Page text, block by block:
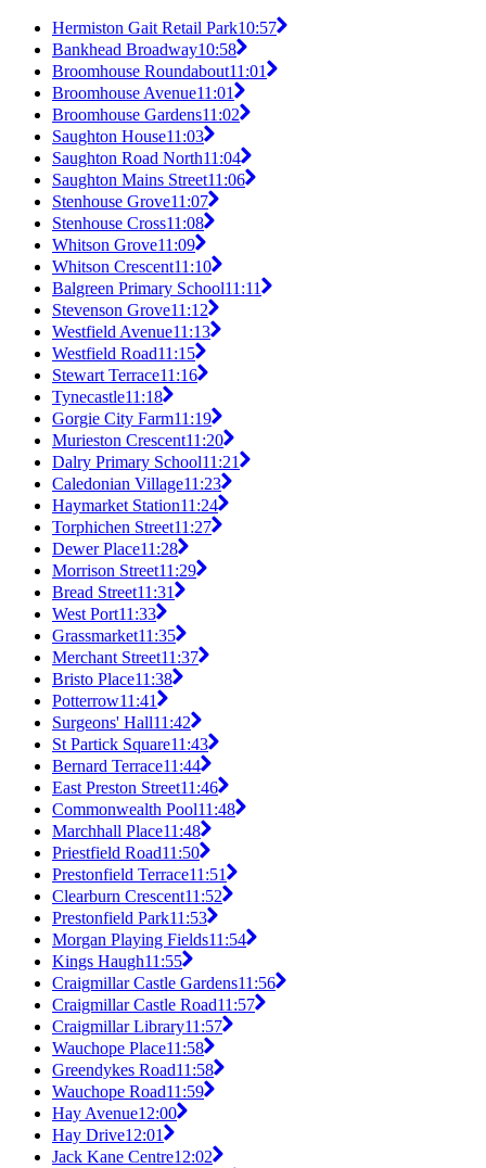
Hermiston Gait Retail Park10:57
Bankhead Broadway10:58
Broomhouse Roundabout11:01
Broomhouse Avenue11:01
Broomhouse Gardens11:02
Saughton House11:03
Saughton Road North11:04
Saughton Mains Street11:06
Stenhouse Grove11:07
Stenhouse Cross11:08
Whitson Grove11:09
Whitson Crescent11:10
Balgreen Primary School11:11
Stevenson Grove11:12
Westfield Avenue11:13
Westfield Road11:15
Stewart Terrace11:16
Tynecastle11:18
Gorgie City Farm11:19
Murieston Crescent11:20
Dalry Primary School11:21
Caledonian Village11:23
Haymarket Station11:24
Torphichen Street11:27
Dewer Place11:28
Morrison Street11:29
Bread Street11:31
West Port11:33
Grassmarket11:35
Merchant Street11:37
Bristo Place11:38
Potterrow11:41
Surgeons' Hall11:42
St Partick Square11:43
Bernard Terrace11:44
East Preston Street11:46
Commonwealth Pool11:48
Marchhall Place11:48
Priestfield Road11:50
Prestonfield Terrace11:51
Clearburn Crescent11:52
Prestonfield Park11:53
Morgan Playing Fields11:54
Kings Haugh11:55
Craigmillar Castle Gardens11:56
Craigmillar Castle Road11:57
Craigmillar Library11:57
Wauchope Place11:58
Greendykes Road11:58
Wauchope Road11:59
Hay Avenue12:00
Hay Drive12:01
Jack Kane Centre12:02